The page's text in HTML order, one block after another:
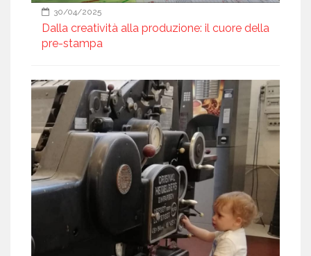
30/04/2025
Dalla creatività alla produzione: il cuore della
pre-stampa